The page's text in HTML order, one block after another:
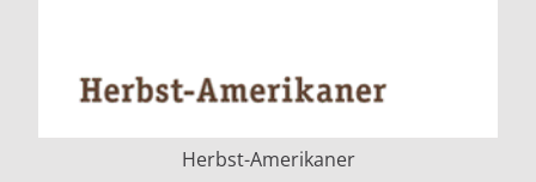
Herbst-Amerikaner